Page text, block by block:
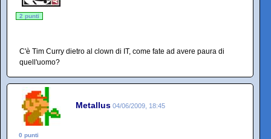
2 punti
C'è Tim Curry dietro al clown di IT, come fate ad avere paura di
quell'uomo?
Metallus 04/06/2009, 18:45
0 punti